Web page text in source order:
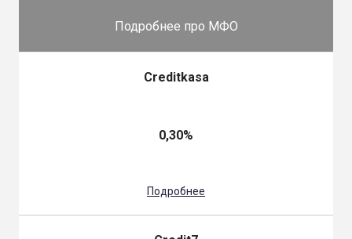
Подробнее про МФО
Creditkasa
0,30%
Подробнее